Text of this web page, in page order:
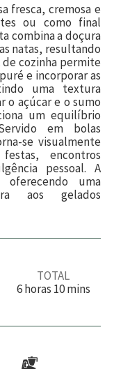
fresca, cremosa e
ou como final
combina a doçura
natas, resultando
de cozinha permite
e incorporar as
uma textura
o açúcar e o sumo
um equilíbrio
em bolas
se visualmente
encontros
pessoal. A
uma
aos gelados
TOTAL
6h
a
horas 10m
u
mins